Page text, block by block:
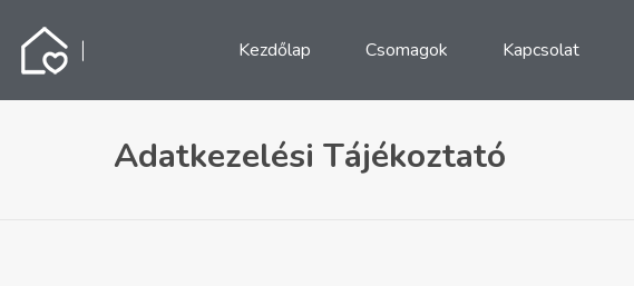
Kezdőlap Csomagok Kapcsolat
Adatkezelési Tájékoztató